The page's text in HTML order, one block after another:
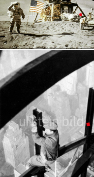
Apollo 11 Mission
Granger Collection